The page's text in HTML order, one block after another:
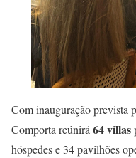
Com inauguração prevista
Comporta reúnirá 64 villas
hóspedes e 34 pavilhões